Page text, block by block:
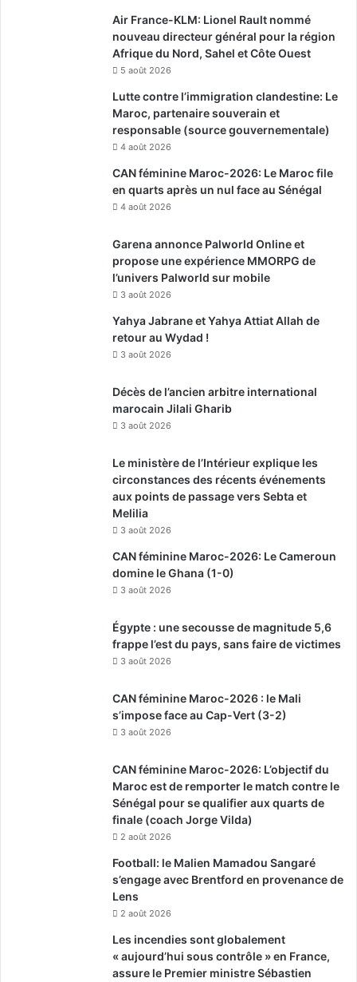
Air France-KLM: Lionel Rault nommé
nouveau directeur général pour la région
Afrique du Nord, Sahel et Côte Ouest
5 août 2026
Lutte contre l’immigration clandestine: Le
Maroc, partenaire souverain et
responsable (source gouvernementale)
4 août 2026
CAN féminine Maroc-2026: Le Maroc file
en quarts après un nul face au Sénégal
4 août 2026
Garena annonce Palworld Online et
propose une expérience MMORPG de
l’univers Palworld sur mobile
3 août 2026
Yahya Jabrane et Yahya Attiat Allah de
retour au Wydad !
3 août 2026
Décès de l’ancien arbitre international
marocain Jilali Gharib
3 août 2026
Le ministère de l’Intérieur explique les
circonstances des récents événements
aux points de passage vers Sebta et
Melilia
3 août 2026
CAN féminine Maroc-2026: Le Cameroun
domine le Ghana (1-0)
3 août 2026
Égypte : une secousse de magnitude 5,6
frappe l’est du pays, sans faire de victimes
3 août 2026
CAN féminine Maroc-2026 : le Mali
s’impose face au Cap-Vert (3-2)
3 août 2026
CAN féminine Maroc-2026: L’objectif du
Maroc est de remporter le match contre le
Sénégal pour se qualifier aux quarts de
finale (coach Jorge Vilda)
2 août 2026
Football: le Malien Mamadou Sangaré
s’engage avec Brentford en provenance de
Lens
2 août 2026
Les incendies sont globalement
« aujourd’hui sous contrôle » en France,
assure le Premier ministre Sébastien